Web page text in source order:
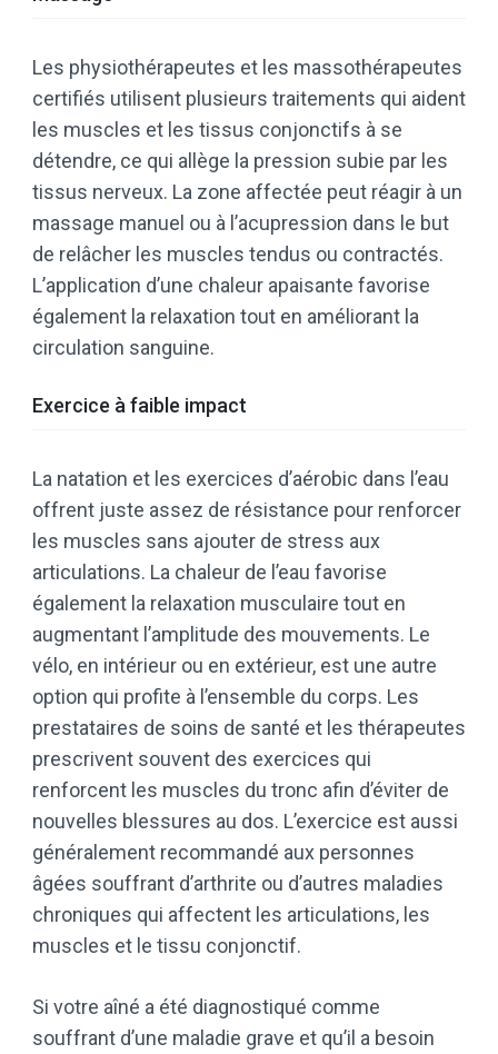
Les physiothérapeutes et les massothérapeutes
certifiés utilisent plusieurs traitements qui aident
les muscles et les tissus conjonctifs à se
détendre, ce qui allège la pression subie par les
tissus nerveux. La zone affectée peut réagir à un
massage manuel ou à l’acupression dans le but
de relâcher les muscles tendus ou contractés.
L’application d’une chaleur apaisante favorise
également la relaxation tout en améliorant la
circulation sanguine.
Exercice à faible impact
La natation et les exercices d’aérobic dans l’eau
offrent juste assez de résistance pour renforcer
les muscles sans ajouter de stress aux
articulations. La chaleur de l’eau favorise
également la relaxation musculaire tout en
augmentant l’amplitude des mouvements. Le
vélo, en intérieur ou en extérieur, est une autre
option qui profite à l’ensemble du corps. Les
prestataires de soins de santé et les thérapeutes
prescrivent souvent des exercices qui
renforcent les muscles du tronc afin d’éviter de
nouvelles blessures au dos. L’exercice est aussi
généralement recommandé aux personnes
âgées souffrant d’arthrite ou d’autres maladies
chroniques qui affectent les articulations, les
muscles et le tissu conjonctif.
Si votre aîné a été diagnostiqué comme
souffrant d’une maladie grave et qu’il a besoin